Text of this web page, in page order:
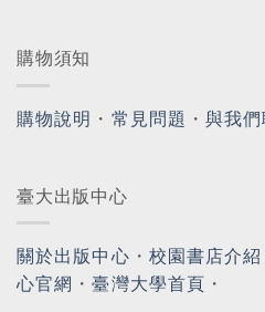
購物須知
購物說明 ・ 常見問題 ・與我們
臺大出版中心
關於出版中心 ・ 校園書店介紹
心官網 ・臺灣大學首頁 ・